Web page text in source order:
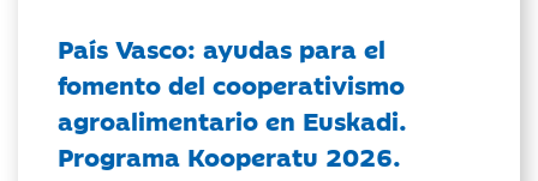
País Vasco: ayudas para el
fomento del cooperativismo
agroalimentario en Euskadi.
Programa Kooperatu 2026.